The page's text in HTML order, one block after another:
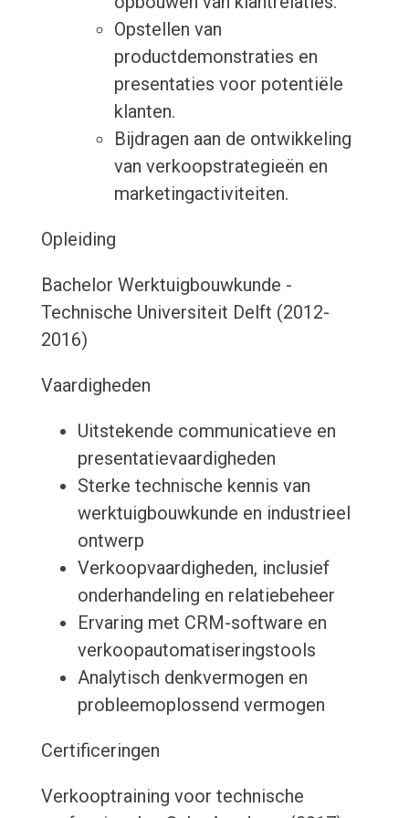
Opstellen van
productdemonstraties en
presentaties voor potentiële
klanten.
Bijdragen aan de ontwikkeling
van verkoopstrategieën en
marketingactiviteiten.
Opleiding
Bachelor Werktuigbouwkunde -
Technische Universiteit Delft (2012-
2016)
Vaardigheden
Uitstekende communicatieve en
presentatievaardigheden
Sterke technische kennis van
werktuigbouwkunde en industrieel
ontwerp
Verkoopvaardigheden, inclusief
onderhandeling en relatiebeheer
Ervaring met CRM-software en
verkoopautomatiseringstools
Analytisch denkvermogen en
probleemoplossend vermogen
Certificeringen
Verkooptraining voor technische